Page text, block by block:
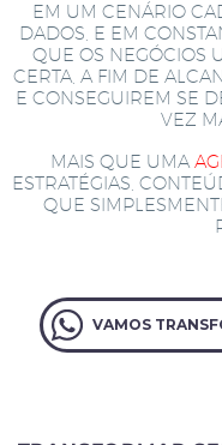
EM UM CENÁRIO
DADOS, E EM
QUE OS NEGÓCIOS
CERTA, A FIM DE
E CONSEGUIREM SE
VEZ
MAIS QUE UMA
ESTRATÉGIAS,
QUE
VAMOS